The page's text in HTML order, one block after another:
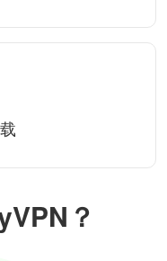
？